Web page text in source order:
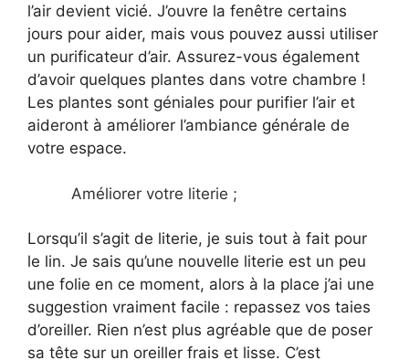
l’air devient vicié. J’ouvre la fenêtre certains
jours pour aider, mais vous pouvez aussi utiliser
un purificateur d’air. Assurez-vous également
d’avoir quelques plantes dans votre chambre !
Les plantes sont géniales pour purifier l’air et
aideront à améliorer l’ambiance générale de
votre espace.
Améliorer votre literie ;
Lorsqu’il s’agit de literie, je suis tout à fait pour
le lin. Je sais qu’une nouvelle literie est un peu
une folie en ce moment, alors à la place j’ai une
suggestion vraiment facile : repassez vos taies
d’oreiller. Rien n’est plus agréable que de poser
sa tête sur un oreiller frais et lisse. C’est